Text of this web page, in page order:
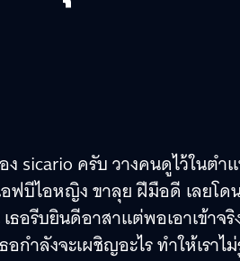
sicario ครับ วางคนดูไว้ในตำ
อฟบีไอหญิง ขาลุย ฝีมือดี เลย
ธอรีบยินดีอาสาแต่พอเอาเข้า
กำลังจะเผชิญอะไร ทำให้เรา